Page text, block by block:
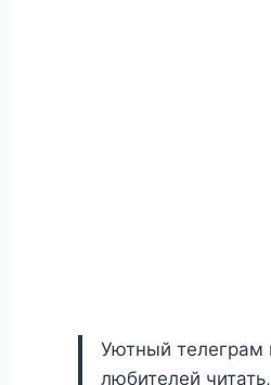
Уютный телеграм
любителей